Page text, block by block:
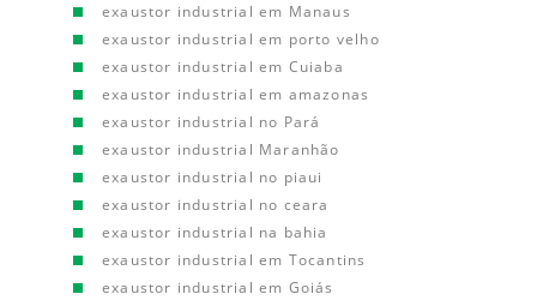
exaustor industrial em Manaus
exaustor industrial em porto velho
exaustor industrial em Cuiaba
exaustor industrial em amazonas
exaustor industrial no Pará
exaustor industrial Maranhão
exaustor industrial no piaui
exaustor industrial no ceara
exaustor industrial na bahia
exaustor industrial em Tocantins
exaustor industrial em Goiás